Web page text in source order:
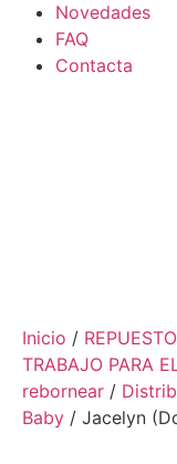
Novedades
FAQ
Contacta
Inicio /
TRABAJO PARA
rebornear /
Baby / Jacelyn